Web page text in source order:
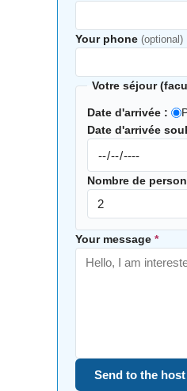
Your phone (optional)
Votre séjour
Date d'arrivée :
Date d'arrivée
Nombre de
Your message *
Send to the host